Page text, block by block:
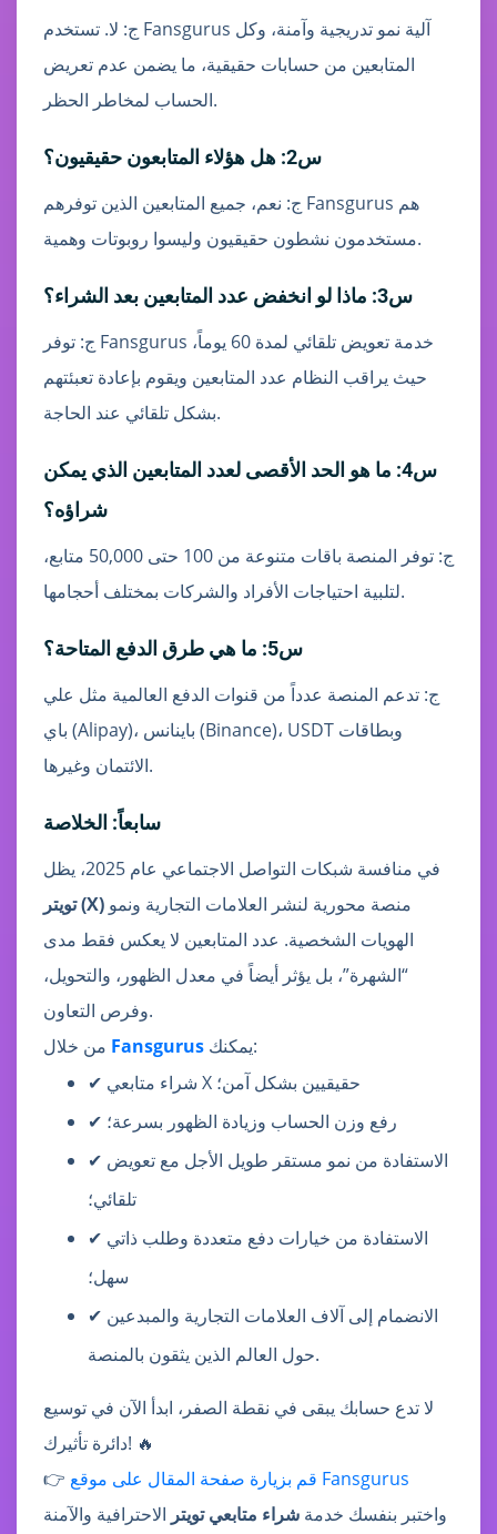
ج: لا. تستخدم Fansgurus آلية نمو تدريجية وآمنة، وكل
المتابعين من حسابات حقيقية، ما يضمن عدم تعريض
الحساب لمخاطر الحظر.
س2: هل هؤلاء المتابعون حقيقيون؟
ج: نعم، جميع المتابعين الذين توفرهم Fansgurus هم
مستخدمون نشطون حقيقيون وليسوا روبوتات وهمية.
س3: ماذا لو انخفض عدد المتابعين بعد الشراء؟
ج: توفر Fansgurus خدمة تعويض تلقائي لمدة 60 يوماً،
حيث يراقب النظام عدد المتابعين ويقوم بإعادة تعبئتهم
بشكل تلقائي عند الحاجة.
س4: ما هو الحد الأقصى لعدد المتابعين الذي يمكن
شراؤه؟
ج: توفر المنصة باقات متنوعة من 100 حتى 50,000 متابع،
لتلبية احتياجات الأفراد والشركات بمختلف أحجامها.
س5: ما هي طرق الدفع المتاحة؟
ج: تدعم المنصة عدداً من قنوات الدفع العالمية مثل علي
باي (Alipay)، باينانس (Binance)، USDT وبطاقات
الائتمان وغيرها.
سابعاً: الخلاصة
في منافسة شبكات التواصل الاجتماعي عام 2025، يظل
تويتر (X)
الهويات الشخصية. عدد المتابعين لا يعكس فقط مدى
“الشهرة”، بل يؤثر أيضاً في معدل الظهور، والتحويل،
وفرص التعاون.
Fansgurus
يمكنك:
✔ شراء متابعي X حقيقيين بشكل آمن؛
✔ رفع وزن الحساب وزيادة الظهور بسرعة؛
✔ الاستفادة من نمو مستقر طويل الأجل مع تعويض
تلقائي؛
✔ الاستفادة من خيارات دفع متعددة وطلب ذاتي
سهل؛
✔ الانضمام إلى آلاف العلامات التجارية والمبدعين
حول العالم الذين يثقون بالمنصة.
لا تدع حسابك يبقى في نقطة الصفر، ابدأ الآن في توسيع
دائرة تأثيرك! 🔥
👉
قم بزيارة صفحة المقال على موقع Fansgurus
واختبر بنفسك خدمة شراء متابعي تويتر الاحترافية والآمنة